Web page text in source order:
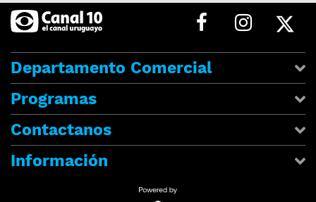
Departamento Comercial
Programas
Contactanos
Información